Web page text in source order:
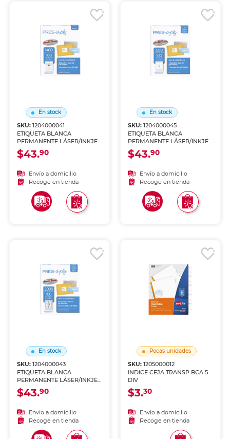
En stock
SKU:1204000041
ETIQUETA BLANCA
PERMANENTE LÁSER/INKJET
3.4 CM X 10.2 CM PAQ 1400
$43.90
Envío a domicilio
Recoge en tienda
En stock
SKU: 1204000045
ETIQUETA BLANCA
PERMANENTE LÁSER/INKJET
8.5 CM X 10.2 CM PAQ 600
$43.90
Envío a domicilio
Recoge en tienda
En stock
SKU:1204000043
ETIQUETA BLANCA
PERMANENTE LÁSER/INKJET
2.5 CM X 10.2 CM PAQ 2000
$43.90
Envío a domicilio
Recoge en tienda
Pocas unidades
SKU: 1205000012
INDICE CEJA TRANSP BCA 5
DIV
$3.30
Envío a domicilio
Recoge en tienda